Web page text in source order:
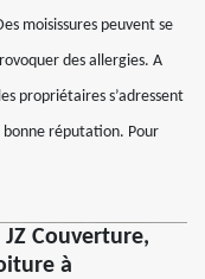
moisissures peuvent se
des allergies. A
propriétaires s’adressent
bonne réputation. Pour
Couverture,
à